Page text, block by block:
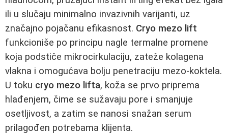
ili u slučaju minimalno invazivnih varijanti, uz
značajno pojačanu efikasnost. Cryo mezo lift
funkcioniše po principu nagle termalne promene
koja podstiče mikrocirkulaciju, zateže kolagena
vlakna i omogućava bolju penetraciju mezo-koktela.
U toku cryo mezo lifta, koža se prvo priprema
hlađenjem, čime se sužavaju pore i smanjuje
osetljivost, a zatim se nanosi snažan serum
prilagođen potrebama klijenta.